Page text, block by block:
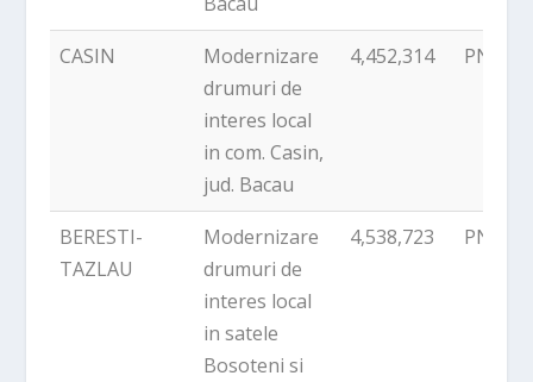
CASIN
Modernizare
drumuri de
interes local
in com. Casin,
jud. Bacau
4,452,314 PNDR
BERESTI-
TAZLAU
Modernizare
drumuri de
interes local
in satele
Bosoteni si
4,538,723 PNDR